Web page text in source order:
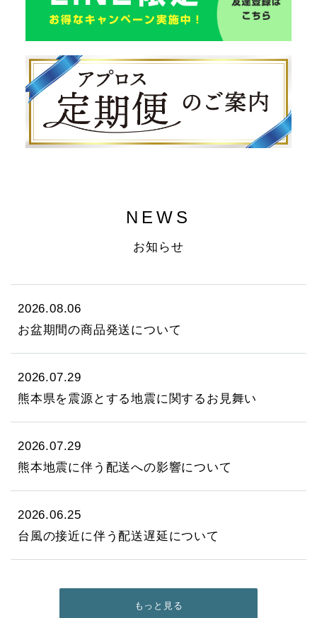
NEWS
お知らせ
2026.08.06
お盆期間の商品発送について
2026.07.29
熊本県を震源とする地震に関するお見舞い
2026.07.29
熊本地震に伴う配送への影響について
2026.06.25
台風の接近に伴う配送遅延について
もっと見る